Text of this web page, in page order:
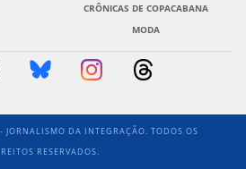
CRÔNICAS DE COPACABANA
MODA
DA INTEGRAÇÃO. TODOS OS
RESERVADOS.